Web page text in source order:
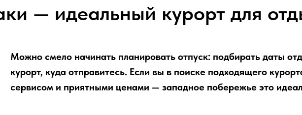
— идеальный курорт для
Можно смело начинать планировать отпуск: подбирать даты
курорт, куда отправитесь. Если вы в поиске подходящего
сервисом и приятными ценами — западное побережье это